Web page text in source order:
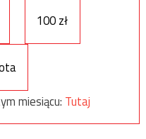
100 zł
miesiącu: Tutaj